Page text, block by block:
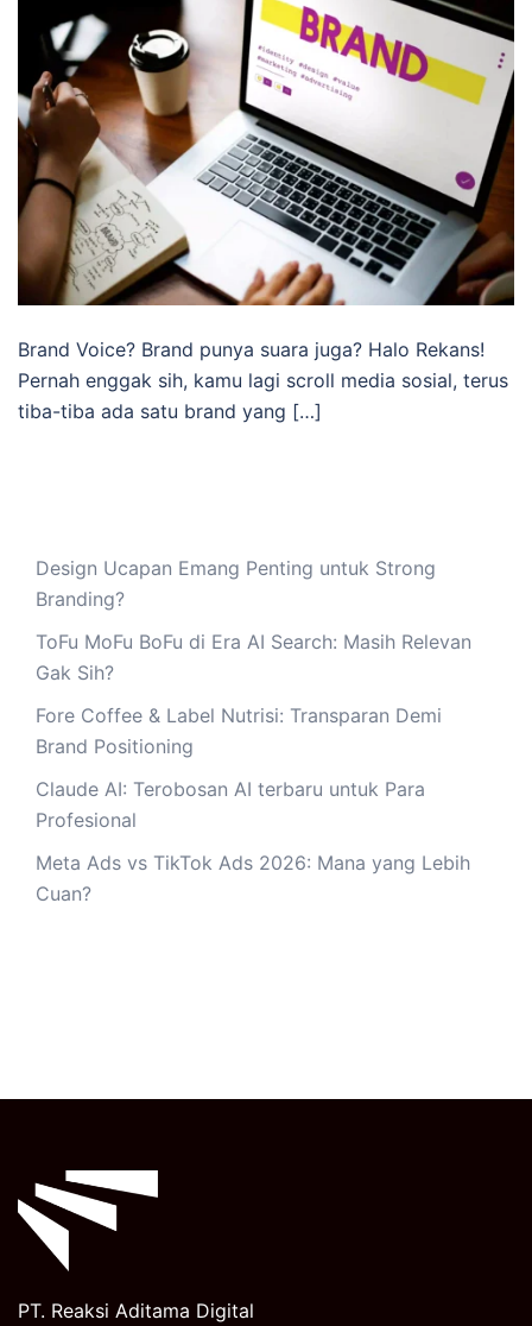
Brand Voice? Brand punya suara juga? Halo Rekans!
Pernah enggak sih, kamu lagi scroll media sosial, terus
tiba-tiba ada satu brand yang […]
Design Ucapan Emang Penting untuk Strong
Branding?
ToFu MoFu BoFu di Era AI Search: Masih Relevan
Gak Sih?
Fore Coffee & Label Nutrisi: Transparan Demi
Brand Positioning
Claude AI: Terobosan AI terbaru untuk Para
Profesional
Meta Ads vs TikTok Ads 2026: Mana yang Lebih
Cuan?
PT. Reaksi Aditama Digital